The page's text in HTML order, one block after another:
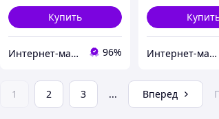
Купить
Интернет-магазин «Luvete-market» 96% Интернет-магазин «Luvete-market»
1 2 3 ... Вперед